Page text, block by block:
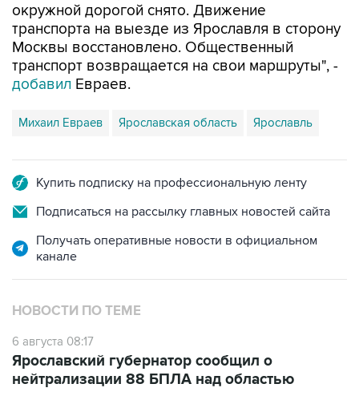
окружной дорогой снято. Движение
транспорта на выезде из Ярославля в сторону
Москвы восстановлено. Общественный
транспорт возвращается на свои маршруты", -
добавил Евраев.
Михаил Евраев Ярославская область Ярославль
Купить подписку на профессиональную ленту
Подписаться на рассылку главных новостей сайта
Получать оперативные новости в официальном
канале
НОВОСТИ ПО ТЕМЕ
6 августа 08:17
Ярославский губернатор сообщил о
нейтрализации 88 БПЛА над областью